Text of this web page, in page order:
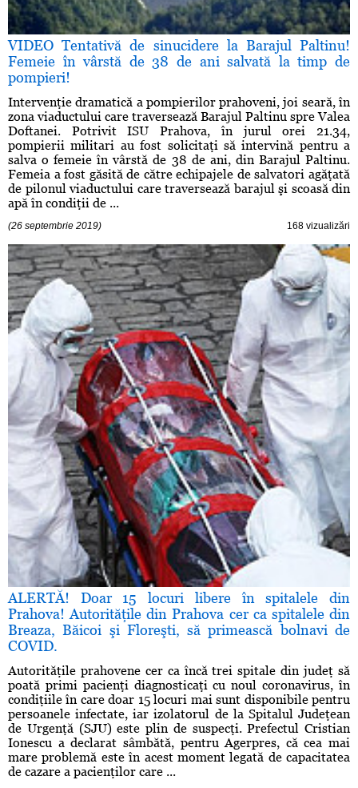
VIDEO Tentativă de sinucidere la Barajul Paltinu!
Femeie în vârstă de 38 de ani salvată la timp de
pompieri!
Intervenţie dramatică a pompierilor prahoveni, joi seară, în
zona viaductului care traversează Barajul Paltinu spre Valea
Doftanei. Potrivit ISU Prahova, în jurul orei 21.34,
pompierii militari au fost solicitaţi să intervină pentru a
salva o femeie în vârstă de 38 de ani, din Barajul Paltinu.
Femeia a fost găsită de către echipajele de salvatori agăţată
de pilonul viaductului care traversează barajul şi scoasă din
apă în condiţii de ...
(26 septembrie 2019) 168 vizualizări
ALERTĂ! Doar 15 locuri libere în spitalele din
Prahova! Autorităţile din Prahova cer ca spitalele din
Breaza, Băicoi şi Floreşti, să primească bolnavi de
COVID.
Autorităţile prahovene cer ca încă trei spitale din judeţ să
poată primi pacienţi diagnosticaţi cu noul coronavirus, în
condiţiile în care doar 15 locuri mai sunt disponibile pentru
persoanele infectate, iar izolatorul de la Spitalul Judeţean
de Urgenţă (SJU) este plin de suspecţi. Prefectul Cristian
Ionescu a declarat sâmbătă, pentru Agerpres, că cea mai
mare problemă este în acest moment legată de capacitatea
de cazare a pacienţilor care ...